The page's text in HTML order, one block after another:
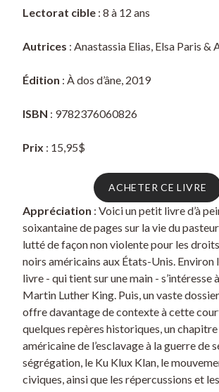
Lectorat cible : 8 à 12 ans
Autrices : Anastassia Elias, Elsa Paris &
Édition : À dos d’âne, 2019
ISBN : 9782376060826
Prix : 15,95$
ACHETER CE LIVRE
Appréciation : Voici un petit livre d’à
soixantaine de pages sur la vie du
lutté de façon non violente pour les
noirs américains aux États-Unis. Environ
livre - qui tient sur une main - s’intéresse
Martin Luther King. Puis, un vaste
offre davantage de contexte à cette
quelques repères historiques, un
américaine de l’esclavage à la guerre de
ségrégation, le Ku Klux Klan, le
civiques, ainsi que les répercussions et